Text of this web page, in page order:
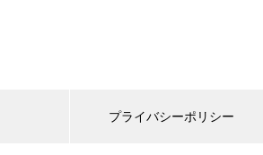
プライバシーポリシー